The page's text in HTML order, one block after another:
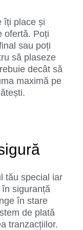
îți place și
ofertă. Poți
sau poți
să plaseze
decât să
maximă pe
tău special iar
siguranță
în stare
de plată
tranzacțiilor.